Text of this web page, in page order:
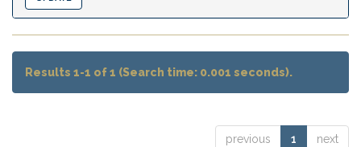
Results 1-1 of 1 (Search time: 0.001 seconds).
previous 1 next